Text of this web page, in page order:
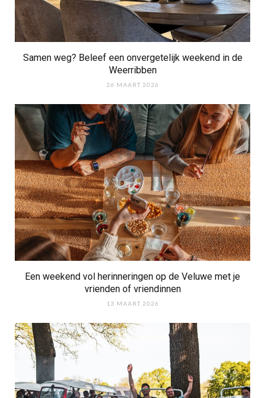
Samen weg? Beleef een onvergetelijk weekend in de
Weerribben
26 MAART 2026
Een weekend vol herinneringen op de Veluwe met je
vrienden of vriendinnen
13 MAART 2026